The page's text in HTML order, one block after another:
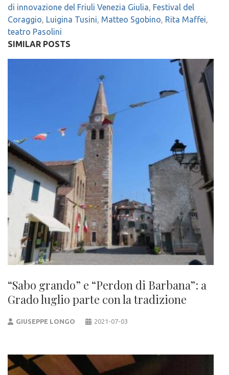
di innovazione del Friuli Venezia Giulia, Festival del
Coraggio, Luigina Tusini, Matteo Sgobino, Rita Maffei,
teatro Pasolini
SIMILAR POSTS
“Sabo grando” e “Perdon di Barbana”: a
Grado luglio parte con la tradizione
GIUSEPPE LONGO 2021-07-03